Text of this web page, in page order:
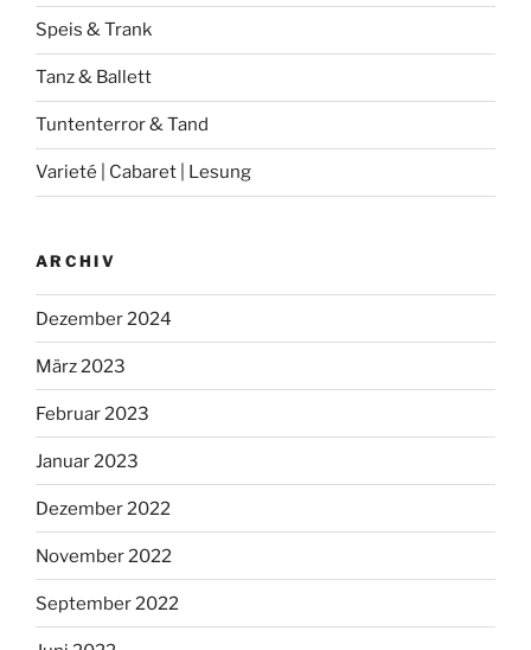
Speis & Trank
Tanz & Ballett
Tuntenterror & Tand
Varieté | Cabaret | Lesung
ARCHIV
Dezember 2024
März 2023
Februar 2023
Januar 2023
Dezember 2022
November 2022
September 2022